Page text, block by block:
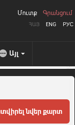
ՀԱՅ ENG РУС
Մուտք Գրանցում
Այլ
նվեր քարտ